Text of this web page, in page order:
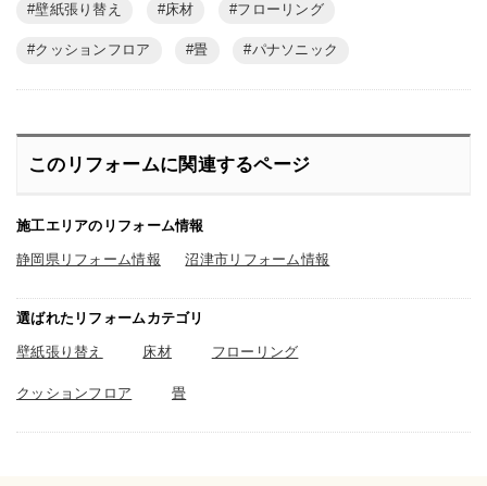
壁紙張り替え 床材 フローリング
クッションフロア 畳 パナソニック
このリフォームに関連するページ
施工エリアのリフォーム情報
静岡県リフォーム情報 沼津市リフォーム情報
選ばれたリフォームカテゴリ
壁紙張り替え 床材 フローリング
クッションフロア 畳